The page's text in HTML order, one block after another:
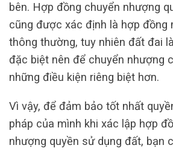
bên. Hợp đồng chuyển nhượng
cũng được xác định là hợp đồng
thông thường, tuy nhiên đất đai
đặc biệt nên để chuyển nhượng
những điều kiện riêng biệt hơn.
Vì vậy, để đảm bảo tốt nhất
pháp của mình khi xác lập hợp
nhượng quyền sử dụng đất, bạn